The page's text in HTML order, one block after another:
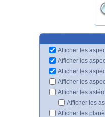
Afficher les
Afficher les
Afficher les
Afficher les
Afficher les
Afficher les
Afficher les